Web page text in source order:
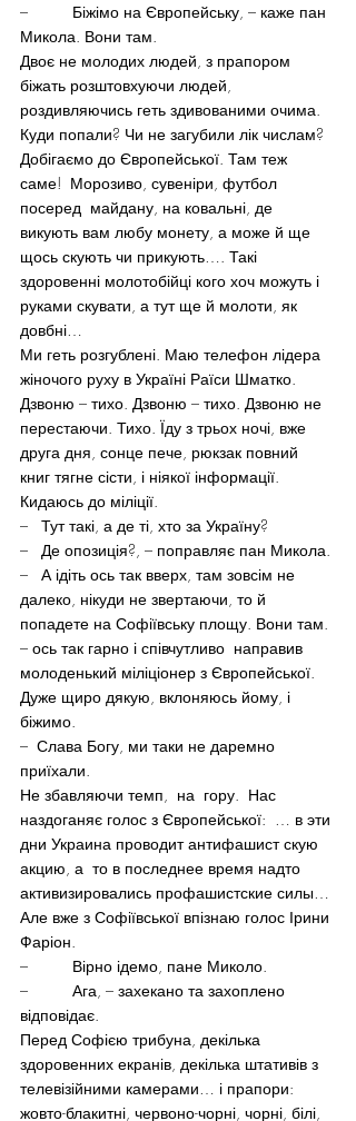
–          Біжімо на Європейську, – каже пан
Микола. Вони там.
Двоє не молодих людей, з прапором
біжать розштовхуючи людей,
роздивляючись геть здивованими очима.
Куди попали? Чи не загубили лік числам?
Добігаємо до Європейської. Там теж
саме!  Морозиво, сувеніри, футбол
посеред  майдану, на ковальні, де
викують вам любу монету, а може й ще
щось скують чи прикують…. Такі
здоровенні молотобійці кого хоч можуть і
руками скувати, а тут ще й молоти, як
довбні…
Ми геть розгублені. Маю телефон лідера
жіночого руху в Україні Раїси Шматко.
Дзвоню – тихо. Дзвоню – тихо. Дзвоню не
перестаючи. Тихо. Їду з трьох ночі, вже
друга дня, сонце пече, рюкзак повний
книг тягне сісти, і ніякої інформації.
Кидаюсь до міліції.
–   Тут такі, а де ті, хто за Україну?
–   Де опозиція?, – поправляє пан Микола.
–   А ідіть ось так вверх, там зовсім не
далеко, нікуди не звертаючи, то й
попадете на Софіївську площу. Вони там.
– ось так гарно і співчутливо  направив
молоденький міліціонер з Європейської.
Дуже щиро дякую, вклоняюсь йому, і
біжимо.
–  Слава Богу, ми таки не даремно
приїхали.
Не збавляючи темп,  на  гору.  Нас
наздоганяє голос з Європейської:  … в эти
дни Украина проводит антифашист скую
акцию, а  то в последнее время надто
активизировались профашистские силы…
Але вже з Софіївської впізнаю голос Ірини
Фаріон.
–          Вірно ідемо, пане Миколо.
–          Ага, – захекано та захоплено
відповідає.
Перед Софією трибуна, декілька
здоровенних екранів, декілька штативів з
телевізійними камерами… і прапори:
жовто-блакитні, червоно-чорні, чорні, білі,